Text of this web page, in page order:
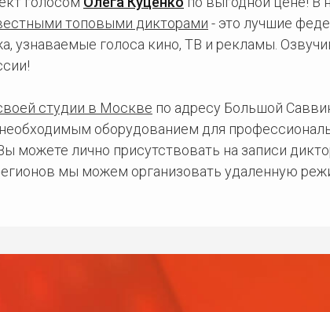
топовыми дикторами - это лучшие
узнаваемые голоса кино, ТВ и рекламы.
студии в Москве по адресу Большой
оборудованием для
можете лично присутствовать на записи
мы можем организовать удаленную